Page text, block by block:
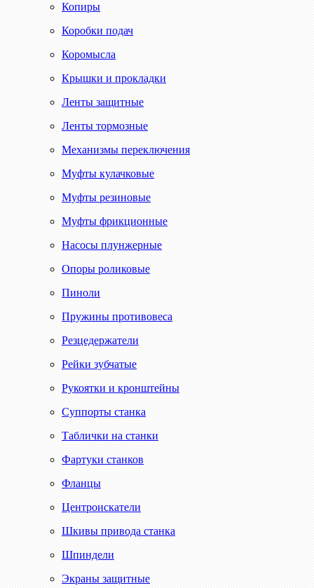
Копиры
Коробки подач
Коромысла
Крышки и прокладки
Ленты защитные
Ленты тормозные
Механизмы переключения
Муфты кулачковые
Муфты резиновые
Муфты фрикционные
Насосы плунжерные
Опоры роликовые
Пиноли
Пружины противовеса
Резцедержатели
Рейки зубчатые
Рукоятки и кронштейны
Суппорты станка
Таблички на станки
Фартуки станков
Фланцы
Центроискатели
Шкивы привода станка
Шпиндели
Экраны защитные